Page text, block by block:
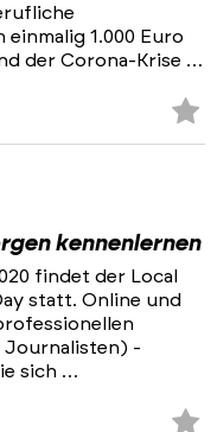
1.000 Euro
der Corona-Krise …
kennenlernen
findet der Local
statt. Online und
-
sich …